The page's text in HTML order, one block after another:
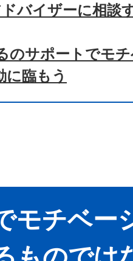
バイザーに相談
のサポートでモ
に臨もう
モチベー